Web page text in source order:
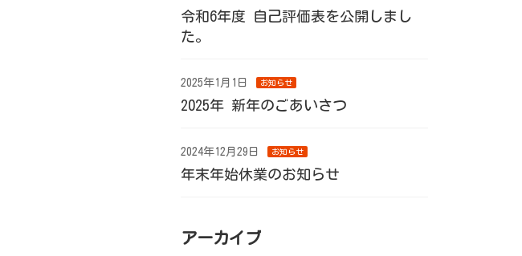
令和6年度 自己評価表を公開しまし
た。
2025年1月1日 お知らせ
2025年 新年のごあいさつ
2024年12月29日 お知らせ
年末年始休業のお知らせ
アーカイブ